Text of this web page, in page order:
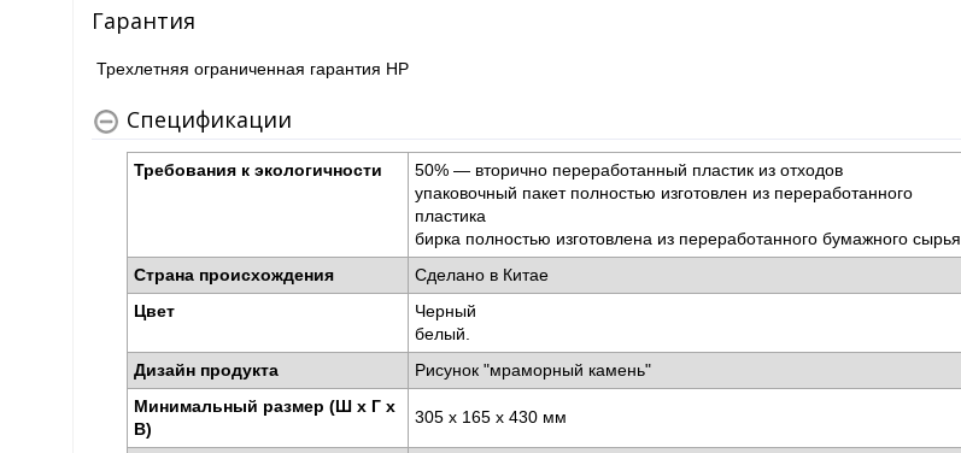
Гарантия
Трехлетняя ограниченная гарантия HP
Спецификации
Требования к экологичности
50% — вторично переработанный пластик из отходов
упаковочный пакет полностью изготовлен из переработанного
пластика
бирка полностью изготовлена из переработанного бумажного сырья
Страна происхождения
Сделано в Китае
Цвет
Черный
белый.
Дизайн продукта
Рисунок "мраморный камень"
Минимальный размер (Ш x Г x
В)
305 x 165 x 430 мм